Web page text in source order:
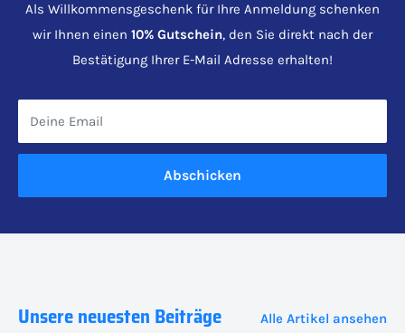
Als Willkommensgeschenk für Ihre Anmeldung schenken
wir Ihnen einen 10% Gutschein, den Sie direkt nach der
Bestätigung Ihrer E-Mail Adresse erhalten!
Deine Email
Abschicken
Unsere neuesten Beiträge Alle Artikel ansehen